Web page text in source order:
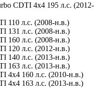
CDTI 4x4 195 л.с. (2012-
110 л.с. (2008-н.в.)
131 л.с. (2008-н.в.)
160 л.с. (2008-н.в.)
120 л.с. (2012-н.в.)
140 л.с. (2013-н.в.)
163 л.с. (2013-н.в.)
4x4 160 л.с. (2010-н.в.)
4x4 163 л.с. (2013-н.в.)